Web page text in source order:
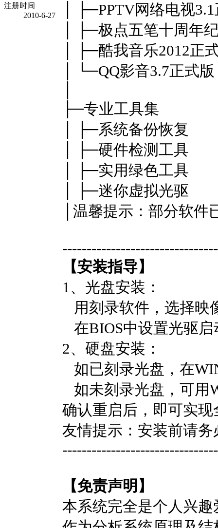
注册时间
2010-6-27
│ ├─PPTV网络电视
│ ├─极点五笔十周年
│ ├─酷我音乐2012正
│ └─QQ影音3.7正式版
├─专业工具集
│ ├─系统备份恢复
│ ├─硬件检测工具
│ ├─实用绿色工具
│ ├─迷你虚拟光驱
│温馨提示：部分软
【安装指导】
1、光盘安装：
用刻录软件，选择映
在BIOS中设置光驱
2、硬盘安装：
如已刻录光盘，在
如未刻录光盘，可用
确认重启后，即可实
友情提示：安装前请
【免责声明】
本系统完全是个人兴